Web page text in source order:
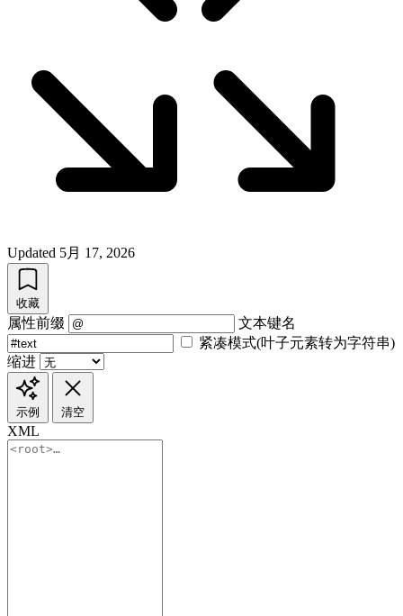
Updated 5月 17, 2026
收藏
属性前缀
文本键名
紧凑模式(叶子元素转为字符串)
缩进
示例 清空
XML